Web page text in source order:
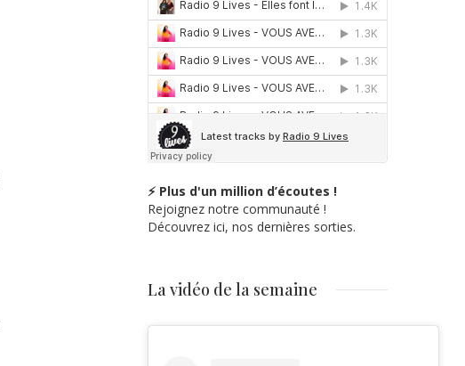
⚡ Plus d'un million d’écoutes !
Rejoignez notre communauté !
Découvrez ici, nos dernières sorties.
La vidéo de la semaine